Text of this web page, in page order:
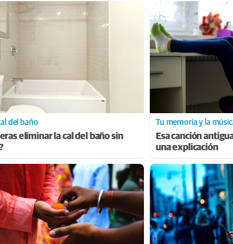
del baño
eliminar la cal del baño sin
Tu memoria y la
Esa canción
una explicación